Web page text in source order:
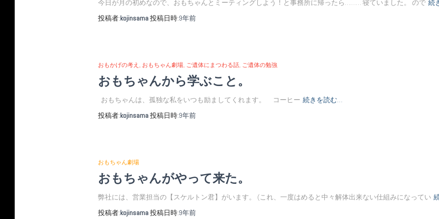
今日が月の初めなので、おもちゃんとミーティングしよう！と事務所に帰ったら……… 寝ていました。 ので 続
投稿者:kojinsama投稿日時:9年前
おもかげの考え おもちゃん劇場 ご遺体にまつわる話 ご遺体の勉強
おもちゃんから学ぶこと。
おもちゃんは、孤独な私をいつも励ましてくれます。 コーヒー 続きを読む…
投稿者:kojinsama投稿日時:9年前
おもちゃん劇場
おもちゃんがやって来た。
弊社には、営業担当の【スケルトン君】がいます。 (これ、一度はめると中々解体出来ない仕組みになってい
投稿者:kojinsama投稿日時:9年前